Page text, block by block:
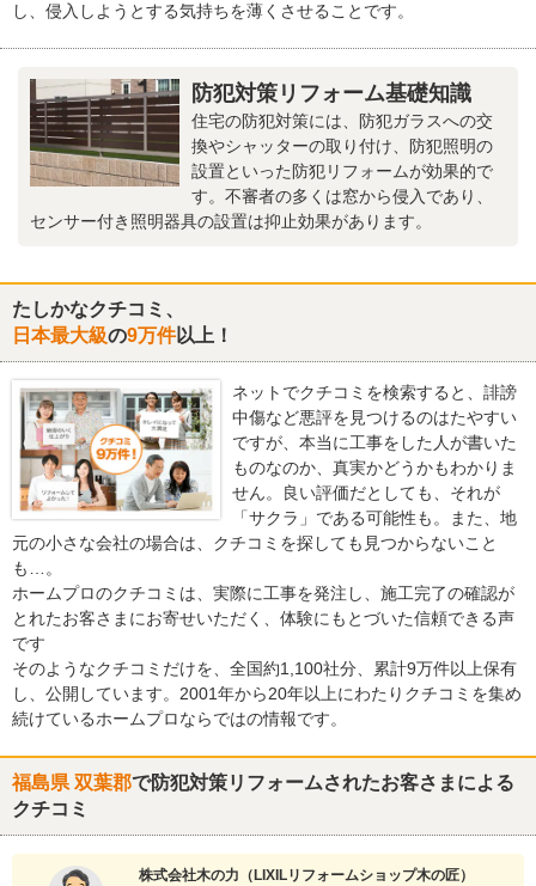
し、侵入しようとする気持ちを薄くさせることです。
防犯対策リフォーム基礎知識
住宅の防犯対策には、防犯ガラスへの交
換やシャッターの取り付け、防犯照明の
設置といった防犯リフォームが効果的で
す。不審者の多くは窓から侵入であり、
センサー付き照明器具の設置は抑止効果があります。
たしかなクチコミ、
日本最大級の9万件以上！
ネットでクチコミを検索すると、誹謗
中傷など悪評を見つけるのはたやすい
ですが、本当に工事をした人が書いた
ものなのか、真実かどうかもわかりま
せん。良い評価だとしても、それが
「サクラ」である可能性も。また、地
元の小さな会社の場合は、クチコミを探しても見つからないこと
も…。
ホームプロのクチコミは、実際に工事を発注し、施工完了の確認が
とれたお客さまにお寄せいただく、体験にもとづいた信頼できる声
です
そのようなクチコミだけを、全国約1,100社分、累計9万件以上保有
し、公開しています。2001年から20年以上にわたりクチコミを集め
続けているホームプロならではの情報です。
福島県 双葉郡で防犯対策リフォームされたお客さまによる
クチコミ
株式会社木の力（LIXILリフォームショップ木の匠）